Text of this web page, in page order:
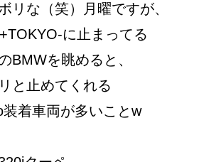
リな（笑）月曜ですが、
に止まってる
BMWを眺めると、
と止めてくれる
装着車両が多いことw